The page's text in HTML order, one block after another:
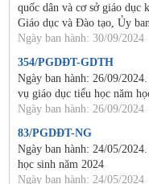
quốc dân và cơ sở giáo dục
Giáo dục và Đào tạo, Ủy
Ngày ban hành: 30/09/2024
354/PGDĐT-GDTH
Ngày ban hành: 26/09/
vụ giáo dục tiểu học năm
Ngày ban hành: 26/09/2024
83/PGDĐT-NG
Ngày ban hành: 24/05/
học sinh năm 2024
Ngày ban hành: 24/05/2024